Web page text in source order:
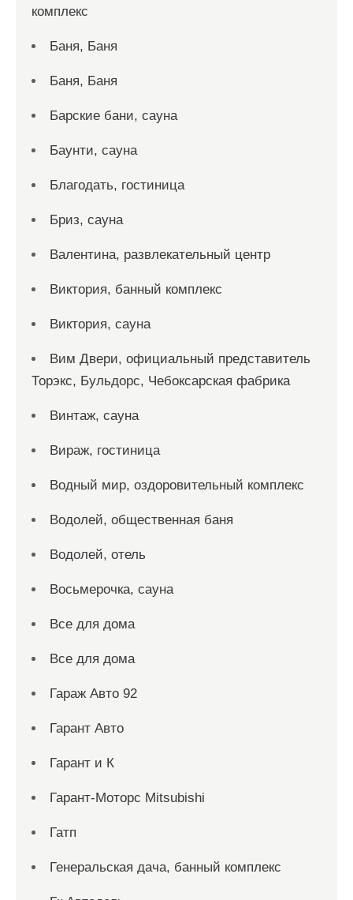
комплекс
Баня, Баня
Баня, Баня
Барские бани, сауна
Баунти, сауна
Благодать, гостиница
Бриз, сауна
Валентина, развлекательный центр
Виктория, банный комплекс
Виктория, сауна
Вим Двери, официальный представитель
Торэкс, Бульдорс, Чебоксарская фабрика
Винтаж, сауна
Вираж, гостиница
Водный мир, оздоровительный комплекс
Водолей, общественная баня
Водолей, отель
Восьмерочка, сауна
Все для дома
Все для дома
Гараж Авто 92
Гарант Авто
Гарант и К
Гарант-Моторс Mitsubishi
Гатп
Генеральская дача, банный комплекс